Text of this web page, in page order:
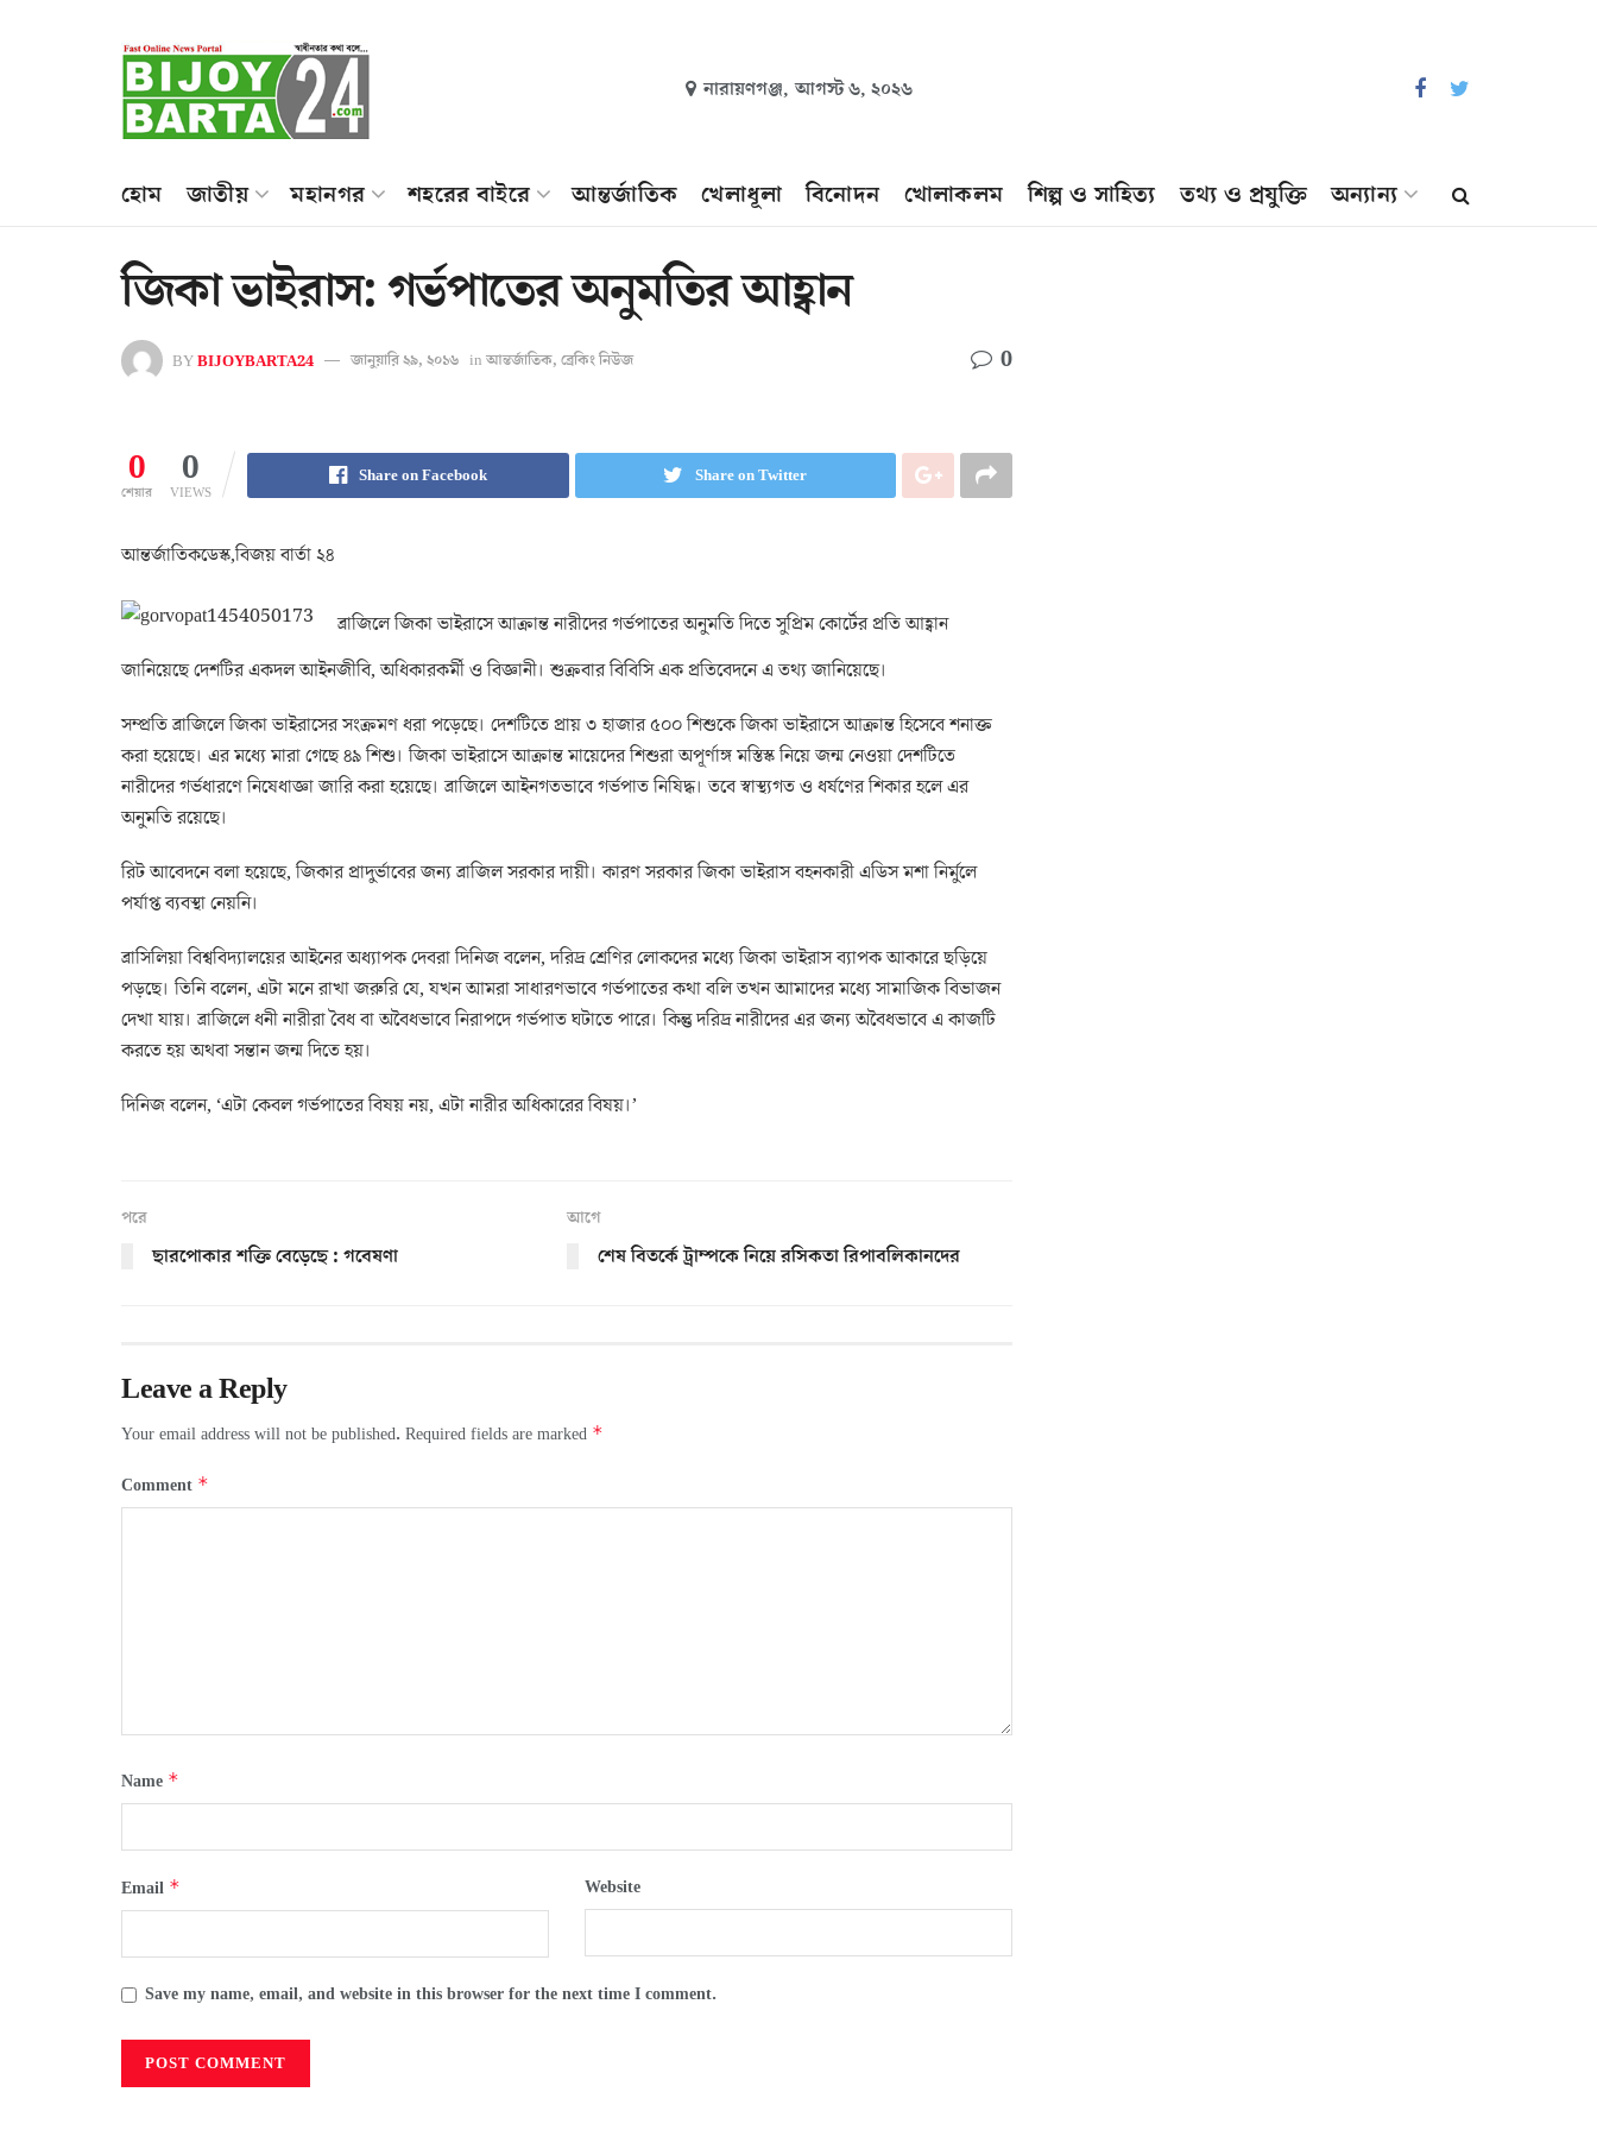
নারায়ণগঞ্জ, আগস্ট ৬, ২০২৬
হোম জাতীয় মহানগর শহরের বাইরে আন্তর্জাতিক খেলাধূলা বিনোদন খোলাকলম শিল্প ও সাহিত্য তথ্য ও প্রযুক্তি অন্যান্য
জিকা ভাইরাস: গর্ভপাতের অনুমতির আহ্বান
BYBIJOYBARTA24 জানুয়ারি ২৯, ২০১৬ in আন্তর্জাতিক, ব্রেকিং নিউজ 0
0
শেয়ার
0
VIEWS
Share on Facebook Share on Twitter
আন্তর্জাতিকডেস্ক,বিজয় বার্তা ২৪
ব্রাজিলে জিকা ভাইরাসে আক্রান্ত নারীদের গর্ভপাতের অনুমতি দিতে সুপ্রিম কোর্টের প্রতি আহ্বান
জানিয়েছে দেশটির একদল আইনজীবি, অধিকারকর্মী ও বিজ্ঞানী। শুক্রবার বিবিসি এক প্রতিবেদনে এ তথ্য জানিয়েছে।
সম্প্রতি ব্রাজিলে জিকা ভাইরাসের সংক্রমণ ধরা পড়েছে। দেশটিতে প্রায় ৩ হাজার ৫০০ শিশুকে জিকা ভাইরাসে আক্রান্ত হিসেবে শনাক্ত
করা হয়েছে। এর মধ্যে মারা গেছে ৪৯ শিশু। জিকা ভাইরাসে আক্রান্ত মায়েদের শিশুরা অপূর্ণাঙ্গ মস্তিস্ক নিয়ে জন্ম নেওয়া দেশটিতে
নারীদের গর্ভধারণে নিষেধাজ্ঞা জারি করা হয়েছে। ব্রাজিলে আইনগতভাবে গর্ভপাত নিষিদ্ধ। তবে স্বাস্থ্যগত ও ধর্ষণের শিকার হলে এর
অনুমতি রয়েছে।
রিট আবেদনে বলা হয়েছে, জিকার প্রাদুর্ভাবের জন্য ব্রাজিল সরকার দায়ী। কারণ সরকার জিকা ভাইরাস বহনকারী এডিস মশা নির্মুলে
পর্যাপ্ত ব্যবস্থা নেয়নি।
ব্রাসিলিয়া বিশ্ববিদ্যালয়ের আইনের অধ্যাপক দেবরা দিনিজ বলেন, দরিদ্র শ্রেণির লোকদের মধ্যে জিকা ভাইরাস ব্যাপক আকারে ছড়িয়ে
পড়ছে। তিনি বলেন, এটা মনে রাখা জরুরি যে, যখন আমরা সাধারণভাবে গর্ভপাতের কথা বলি তখন আমাদের মধ্যে সামাজিক বিভাজন
দেখা যায়। ব্রাজিলে ধনী নারীরা বৈধ বা অবৈধভাবে নিরাপদে গর্ভপাত ঘটাতে পারে। কিন্তু দরিদ্র নারীদের এর জন্য অবৈধভাবে এ কাজটি
করতে হয় অথবা সন্তান জন্ম দিতে হয়।
দিনিজ বলেন, ‘এটা কেবল গর্ভপাতের বিষয় নয়, এটা নারীর অধিকারের বিষয়।’
পরে
ছারপোকার শক্তি বেড়েছে : গবেষণা
আগে
শেষ বিতর্কে ট্রাম্পকে নিয়ে রসিকতা রিপাবলিকানদের
Leave a Reply
Your email address will not be published. Required fields are marked *
Comment *
Name *
Email * Website
Save my name, email, and website in this browser for the next time I comment.